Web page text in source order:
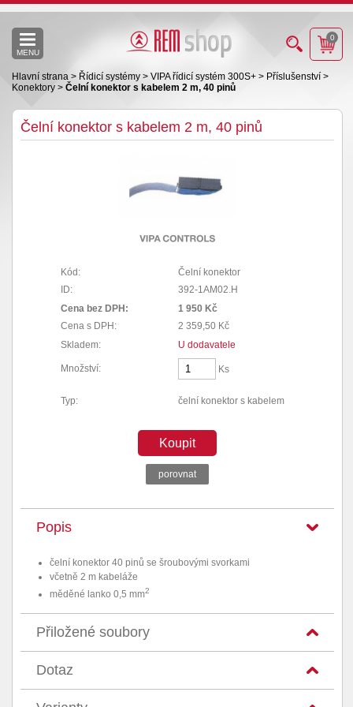
MENU
0
Hlavní strana > Řídicí systémy > VIPA řídicí systém 300S+ > Příslušenství >
Konektory > Čelní konektor s kabelem 2 m, 40 pinů
Čelní konektor s kabelem 2 m, 40 pinů
Kód:
Čelní konektor
ID:
392-1AM02.H
Cena bez DPH:
1 950 Kč
Cena s DPH:
2 359,50 Kč
Skladem:
U dodavatele
Množství: Ks
Typ: čelní konektor s kabelem
Koupit
porovnat
Popis
čelní konektor 40 pinů se šroubovými svorkami
včetně 2 m kabeláže
měděné lanko 0,5 mm2
Přiložené soubory
Dotaz